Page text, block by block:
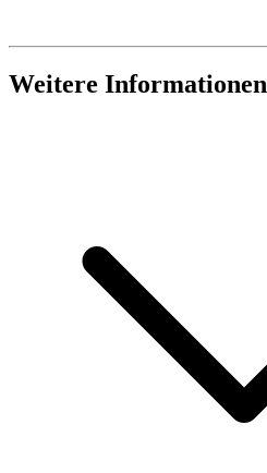
Weitere Informationen